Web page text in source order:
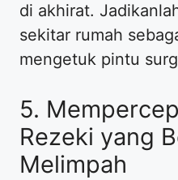
di akhirat.
sekitar rumah
mengetuk pintu
5.
Rezeki yang
Melimpah